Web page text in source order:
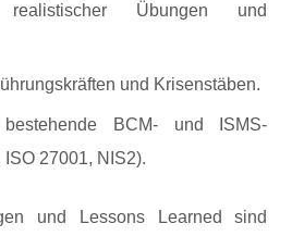
realistischer Übungen und
und Krisenstäben.
BCM- und ISMS-
ISO 27001, NIS2).
und Lessons Learned sind